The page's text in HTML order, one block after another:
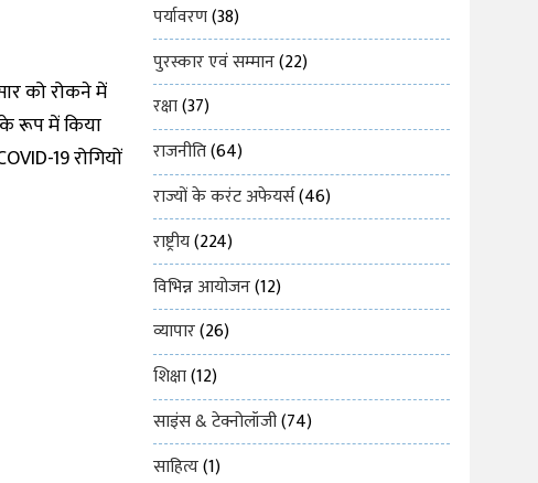
को रोकने में
के रूप में किया
19 रोगियों
पर्यावरण(38)
पुरस्कार एवं सम्मान(22)
रक्षा(37)
राजनीति(64)
राज्यों के करंट अफेयर्स(46)
राष्ट्रीय(224)
विभिन्न आयोजन(12)
व्यापार(26)
शिक्षा(12)
साइंस & टेक्नोलॉजी(74)
साहित्य(1)